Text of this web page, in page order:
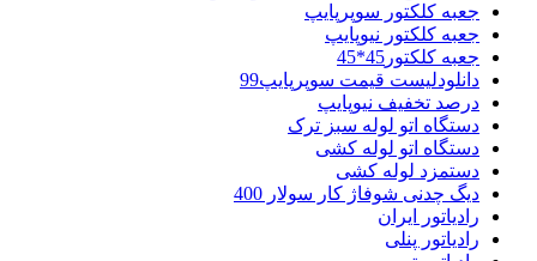
جعبه کلکتور سوپرپایپ
جعبه کلکتور نیوپایپ
جعبه کلکتور45*45
دانلودلیست قیمت سوپرپایپ99
درصد تخفیف نیوپایپ
دستگاه اتو لوله سبز ترک
دستگاه اتو لوله کشی
دستمزد لوله کشی
دیگ چدنی شوفاژ کار سولار 400
رادیاتور ایران
رادیاتور پنلی